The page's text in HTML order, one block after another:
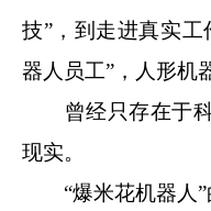
技”，到走进真实
器人员工”，人形机
曾经只存在于科
现实。
“爆米花机器人